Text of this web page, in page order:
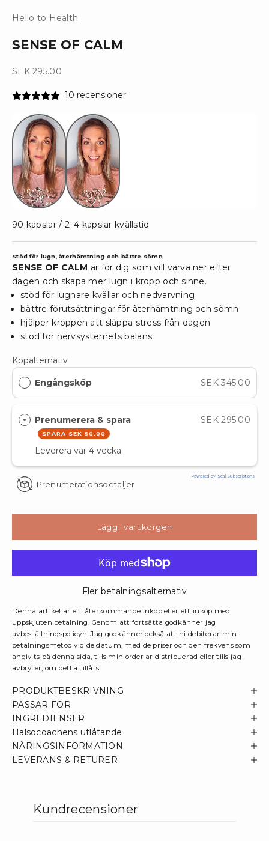
Hello to Health
SENSE OF CALM
SEK 295.00
10 recensioner
90 kapslar / 2–4 kapslar kvällstid
Stöd för lugn, återhämtning och bättre sömn
SENSE OF CALM är för dig som vill varva ner efter
dagen och skapa mer lugn i kropp och sinne.
stöd för lugnare kvällar och nedvarvning
bättre förutsättningar för återhämtning och sömn
hjälper kroppen att släppa stress från dagen
stöd för nervsystemets balans
Köpalternativ
Engångsköp SEK 345.00
Prenumerera & spara
SPARA SEK 50.00
SEK 295.00
Leverera var 4 vecka
Powered by Seal Subscriptions
Prenumerationsdetaljer
Lägg i varukorgen
Fler betalningsalternativ
Denna artikel är ett återkommande inköp eller ett inköp med
uppskjuten betalning. Genom att fortsätta godkänner jag
avbeställningspolicyn . Jag godkänner också att ni debiterar min
betalningsmetod vid de datum, med de priser och den frekvens som
angivits på denna sida, tills min order är distribuerad eller tills jag
avbryter, om detta tillåts.
PRODUKTBESKRIVNING
PASSAR FÖR
INGREDIENSER
Hälsocoachens utlåtande
NÄRINGSINFORMATION
LEVERANS & RETURER
Kundrecensioner